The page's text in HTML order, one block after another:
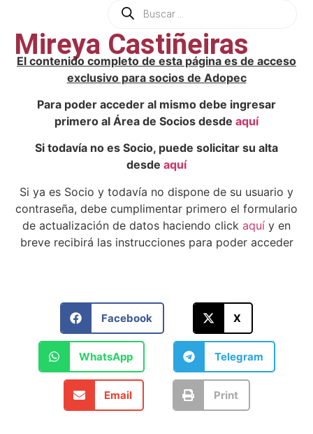
Mireya Castiñeiras
El contenido completo de esta página es de acceso
exclusivo para socios de Adopec
Para poder acceder al mismo debe ingresar
primero al Área de Socios desde aquí
Si todavía no es Socio, puede solicitar su alta
desde aquí
Si ya es Socio y todavía no dispone de su usuario y
contraseña, debe cumplimentar primero el formulario
de actualización de datos haciendo click aquí y en
breve recibirá las instrucciones para poder acceder
Facebook X
WhatsApp Telegram
Email Print